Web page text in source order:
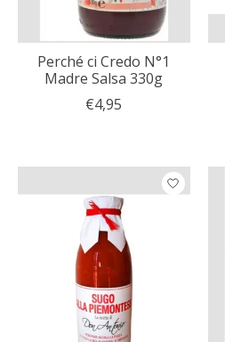
Perché ci Credo N°1
Madre Salsa 330g
€4,95